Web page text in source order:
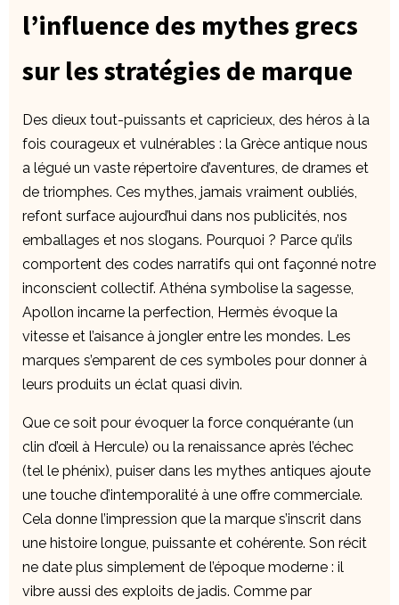
l’influence des mythes grecs
sur les stratégies de marque
Des dieux tout-puissants et capricieux, des héros à la
fois courageux et vulnérables : la Grèce antique nous
a légué un vaste répertoire d’aventures, de drames et
de triomphes. Ces mythes, jamais vraiment oubliés,
refont surface aujourd’hui dans nos publicités, nos
emballages et nos slogans. Pourquoi ? Parce qu’ils
comportent des codes narratifs qui ont façonné notre
inconscient collectif. Athéna symbolise la sagesse,
Apollon incarne la perfection, Hermès évoque la
vitesse et l’aisance à jongler entre les mondes. Les
marques s’emparent de ces symboles pour donner à
leurs produits un éclat quasi divin.
Que ce soit pour évoquer la force conquérante (un
clin d’œil à Hercule) ou la renaissance après l’échec
(tel le phénix), puiser dans les mythes antiques ajoute
une touche d’intemporalité à une offre commerciale.
Cela donne l’impression que la marque s’inscrit dans
une histoire longue, puissante et cohérente. Son récit
ne date plus simplement de l’époque moderne : il
vibre aussi des exploits de jadis. Comme par